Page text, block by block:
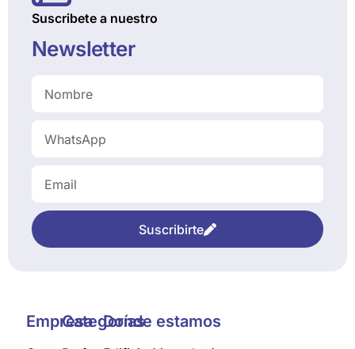
Suscribete a nuestro
Newsletter
Suscribirte
EmpresaCategoríasDonde estamos